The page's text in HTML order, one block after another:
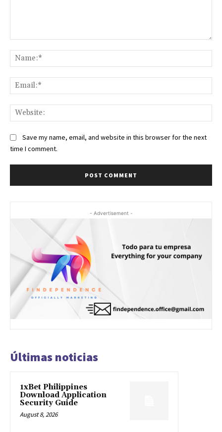
Save my name, email, and website in this browser for the next
time I comment.
- Advertisement -
Últimas noticias
1xBet Philippines
Download Application
Security Guide
August 8, 2026